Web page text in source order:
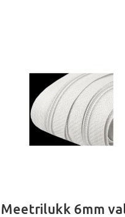
Meetrilukk 6mm